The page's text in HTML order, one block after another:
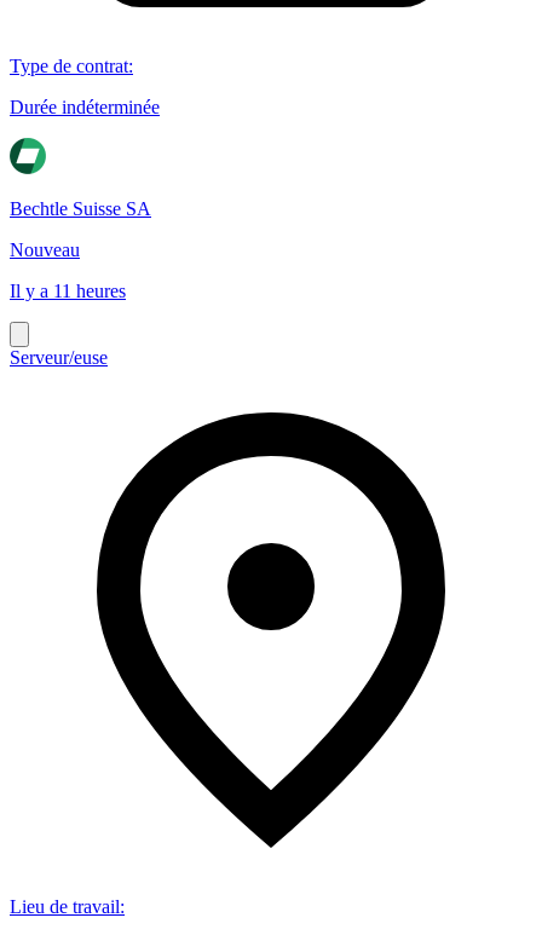
Type de contrat:
Durée indéterminée
Bechtle Suisse SA
Nouveau
Il y a 11 heures
Serveur/euse
Lieu de travail: